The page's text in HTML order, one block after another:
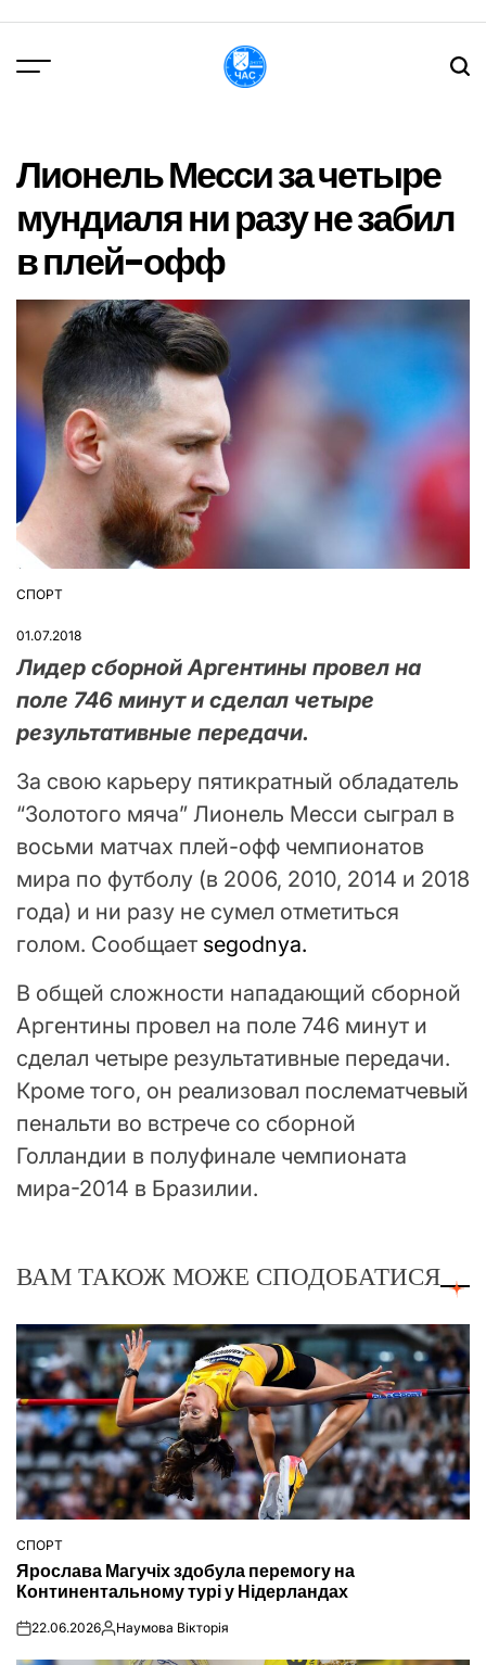
вмісту
Лионель Месси за четыре
мундиаля ни разу не забил
в плей-офф
ОПУБЛІКУВАТИ
СПОРТ
01.07.2018
Лидер сборной Аргентины провел на
поле 746 минут и сделал четыре
результативные передачи.
За свою карьеру пятикратный обладатель
“Золотого мяча” Лионель Месси сыграл в
восьми матчах плей-офф чемпионатов
мира по футболу (в 2006, 2010, 2014 и 2018
года) и ни разу не сумел отметиться
голом. Сообщает segodnya.
В общей сложности нападающий сборной
Аргентины провел на поле 746 минут и
сделал четыре результативные передачи.
Кроме того, он реализовал послематчевый
пенальти во встрече со сборной
Голландии в полуфинале чемпионата
мира-2014 в Бразилии.
ВАМ ТАКОЖ МОЖЕ СПОДОБАТИСЯ
ОПУБЛІКУВАТИ
У
СПОРТ
Ярослава Магучіх здобула перемогу на
Континентальному турі у Нідерландах
on22.06.2026Опубліковано
Наумова Вікторія